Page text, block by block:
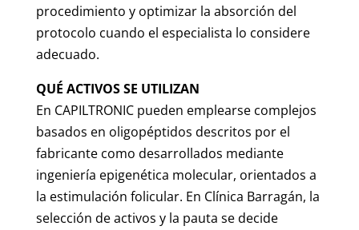
procedimiento y optimizar la absorción del
protocolo cuando el especialista lo considere
adecuado.
QUÉ ACTIVOS SE UTILIZAN
En CAPILTRONIC pueden emplearse complejos
basados en oligopéptidos descritos por el
fabricante como desarrollados mediante
ingeniería epigenética molecular, orientados a
la estimulación folicular. En Clínica Barragán, la
selección de activos y la pauta se decide